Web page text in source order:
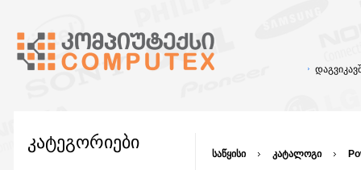
კატეგორიები
საწყისი კატალოგი